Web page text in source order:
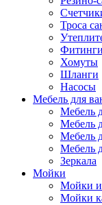
Троса
Хомуты
Шланги
Насосы
Мебель для
Мебель
Мебель
Мебель
Мебель
Зеркала
Мойки
Мойки
Мойки